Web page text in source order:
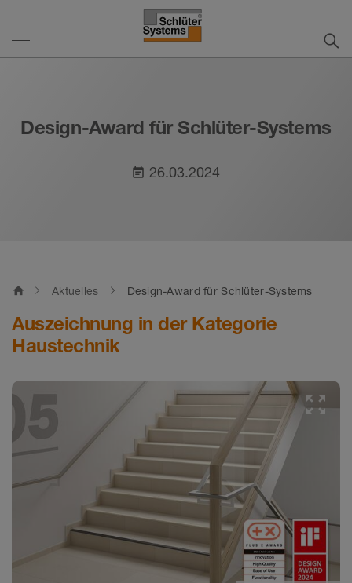
Design-Award für Schlüter-Systems
event_note 26.03.2024
home Aktuelles Design-Award für Schlüter-Systems
Auszeichnung in der Kategorie
Haustechnik